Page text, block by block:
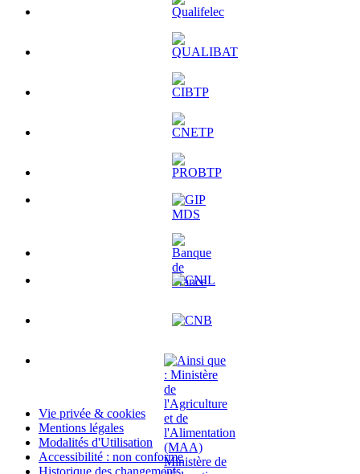
Vie privée & cookies
Mentions légales
Modalités d'Utilisation
Accessibilité : non conforme